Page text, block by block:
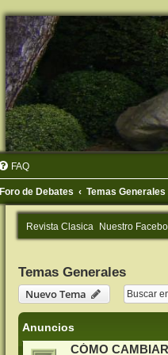
FAQ
Foro de Debates Temas Generales
Revista Clasica Nuestro
Temas Generales
Nuevo Tema
Anuncios
CÓMO